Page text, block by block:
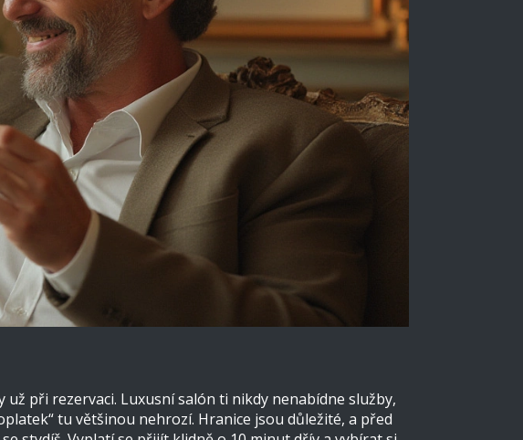
při rezervaci. Luxusní salón ti nikdy nenabídne služby,
tu většinou nehrozí. Hranice jsou důležité, a před